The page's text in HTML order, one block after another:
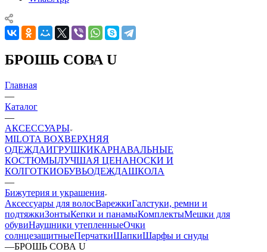
БРОШЬ СОВА U
Главная
—
Каталог
—
АКСЕССУАРЫ
MILOTA BOXВЕРХНЯЯ
ОДЕЖДАИГРУШКИКАРНАВАЛЬНЫЕ
КОСТЮМЫЛУЧШАЯ ЦЕНАНОСКИ И
КОЛГОТКИОБУВЬОДЕЖДАШКОЛА
—
Бижутерия и украшения
Аксессуары для волосВарежкиГалстуки, ремни и
подтяжкиЗонтыКепки и панамыКомплектыМешки для
обувиНаушники утепленныеОчки
солнцезащитныеПерчаткиШапкиШарфы и снуды
—БРОШЬ СОВА U